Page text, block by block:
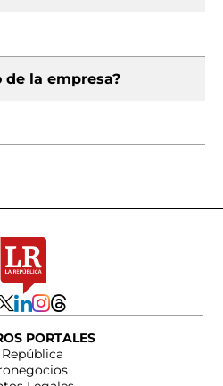
de la empresa?
PORTALES
República